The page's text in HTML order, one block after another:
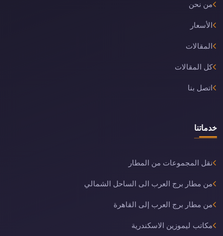
من نحن
الأسعار
المقالات
كل المقالات
اتصل بنا
خدماتنا
نقل المجموعات من المطار
من مطار برج العرب الى الساحل الشمالي
من مطار برج العرب إلى القاهرة
مكاتب ليموزين الاسكندرية